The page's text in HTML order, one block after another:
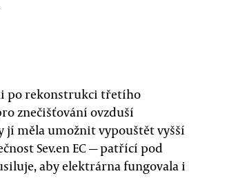
po rekonstrukci třetího
znečišťování ovzduší
měla umožnit vypouštět vyšší
Sev.en EC — patřící pod
aby elektrárna fungovala i